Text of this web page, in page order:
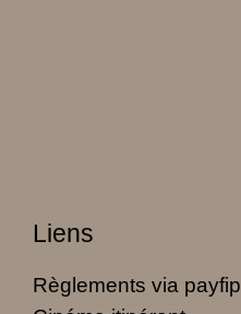
Liens
Règlements via payfip